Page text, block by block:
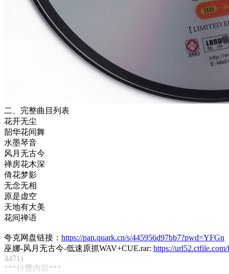
二、完整曲目列表
花开无尘
韶华花间舞
水墨琴音
风月无古今
禅房花木深
倚花梦影
无念无相
原是虚空
天地有大美
花间禅语
夸克网盘链接： https://pan.quark.cn/s/445956d97bb7?pwd=YFGn
巫娜-风月无古今-低速原抓WAV+CUE.rar: https://
4471)
***付费内容***